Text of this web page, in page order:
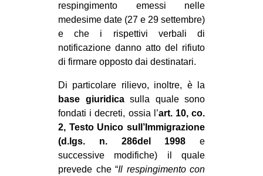
respingimento emessi nelle
medesime date (27 e 29 settembre)
e che i rispettivi verbali di
notificazione danno atto del rifiuto
di firmare opposto dai destinatari.
Di particolare rilievo, inoltre, è la
base giuridicasulla quale sono
fondati i decreti, ossia l’art. 10, co.
2, Testo Unico sull’Immigrazione
(d.lgs. n. 286del 1998 e
successive modifiche) il quale
prevede che “Il respingimento con